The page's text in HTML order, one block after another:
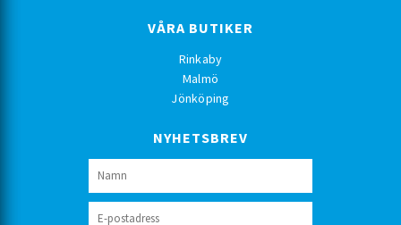
VÅRA BUTIKER
Rinkaby
Malmö
Jönköping
NYHETSBREV